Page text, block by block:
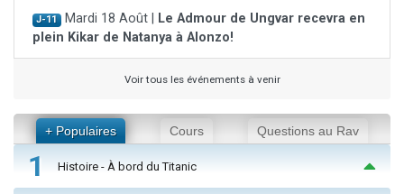
J-11 Mardi 18 Août |
Le Admour de Ungvar recevra en
plein Kikar de Natanya à Alonzo!
Voir tous les événements à venir
+ Populaires Cours Questions au Rav
1 Histoire - À bord du Titanic